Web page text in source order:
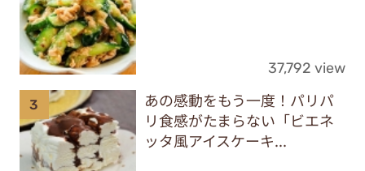
37,792 view
あの感動をもう一度！パリパ
リ食感がたまらない「ビエネ
ッタ風アイスケーキ...